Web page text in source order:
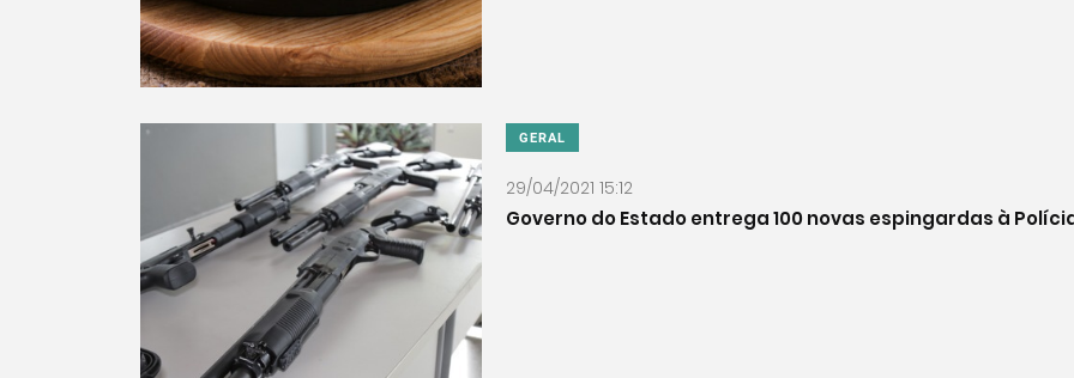
GERAL
29/04/2021 15:12
Governo do Estado entrega 100 novas espingardas à